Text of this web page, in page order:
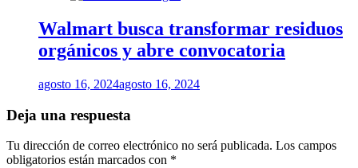
Walmart busca transformar residuos
orgánicos y abre convocatoria
agosto 16, 2024agosto 16, 2024
Deja una respuesta
Tu dirección de correo electrónico no será publicada. Los campos
obligatorios están marcados con *